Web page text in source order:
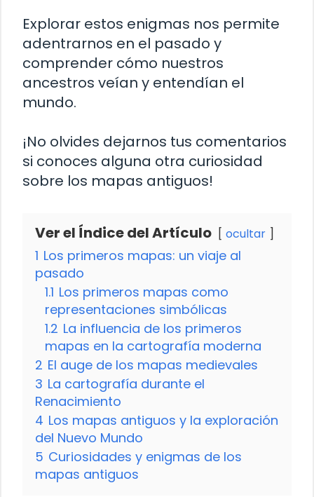
Explorar estos enigmas nos permite
adentrarnos en el pasado y
comprender cómo nuestros
ancestros veían y entendían el
mundo.
¡No olvides dejarnos tus comentarios
si conoces alguna otra curiosidad
sobre los mapas antiguos!
Ver el Índice del Artículo ocultar
1 Los primeros mapas: un viaje al
pasado
1.1 Los primeros mapas como
representaciones simbólicas
1.2 La influencia de los primeros
mapas en la cartografía moderna
2 El auge de los mapas medievales
3 La cartografía durante el
Renacimiento
4 Los mapas antiguos y la exploración
del Nuevo Mundo
5 Curiosidades y enigmas de los
mapas antiguos